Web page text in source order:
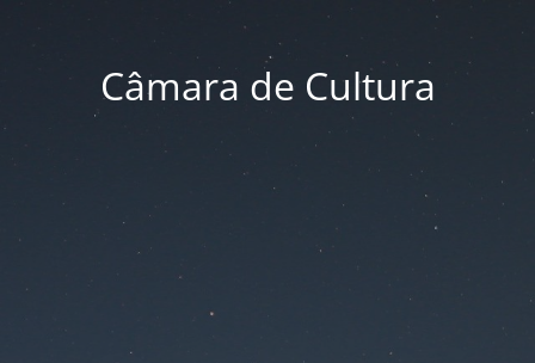
Câmara de Cultura